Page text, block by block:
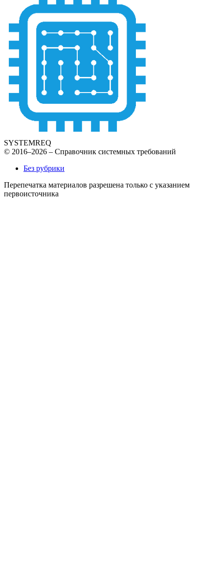
SYSTEMREQ
© 2016–2026 – Справочник системных требований
Без рубрики
Перепечатка материалов разрешена только с указанием
первоисточника